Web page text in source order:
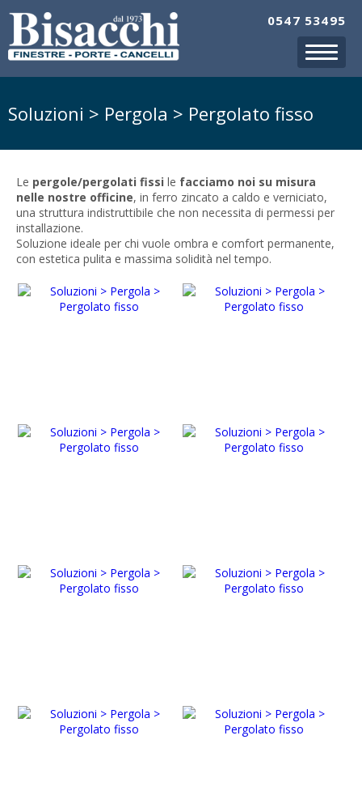
0547 53495
Soluzioni > Pergola > Pergolato fisso
Le pergole/pergolati fissi le facciamo noi su misura
nelle nostre officine, in ferro zincato a caldo e verniciato,
una struttura indistruttibile che non necessita di permessi per
installazione.
Soluzione ideale per chi vuole ombra e comfort permanente,
con estetica pulita e massima solidità nel tempo.